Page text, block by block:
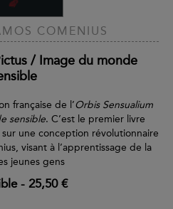
COMENIUS
/ Image du monde
française de l’Orbis Sensualium
sensible. C’est le premier livre
une conception révolutionnaire
visant à l’apprentissage de la
jeunes gens
- 25,50 €